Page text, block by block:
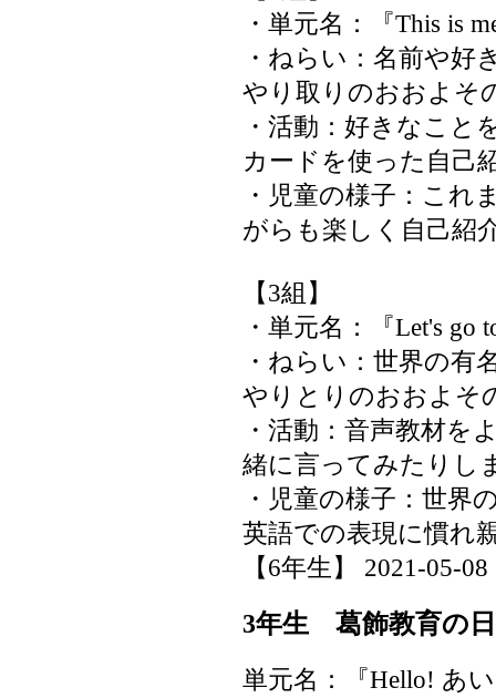
・単元名：『This is
・ねらい：名前や好
やり取りのおおよそ
・活動：好きなこと
カードを使った自己
・児童の様子：これ
がらも楽しく自己紹
【3組】
・単元名：『Let's go
・ねらい：世界の有
やりとりのおおよそ
・活動：音声教材を
緒に言ってみたりし
・児童の様子：世界
英語での表現に慣れ
【6年生】 2021-05-
3年生 葛飾教育の日
単元名：『Hello! あ